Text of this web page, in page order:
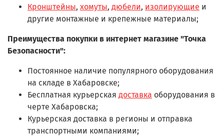
Кронштейны, хомуты, дюбели, изолирующие и
другие монтажные и крепежные материалы;
Преимущества покупки в интернет магазине "Точка
Безопасности":
Постоянное наличие популярного оборудования
на складе в Хабаровске;
Бесплатная курьерская доставка оборудования в
черте Хабаровска;
Курьерская доставка в регионы и отправка
транспортными компаниями;